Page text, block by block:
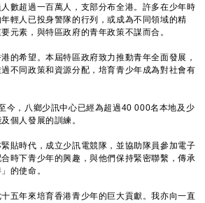
數超過一百萬人，支部分布全港。許多在少年時
輕人已投身警隊的行列，或成為不同領域的精
元素，與特區政府的青年政策不謀而合。
希望。本屆特區政府致力推動青年全面發展，
不同政策和資源分配，培育青少年成為對社會有
，八鄉少訊中心已經為超過40 000名本地及少
個人發展的訓練。
時代，成立少訊電競隊，並協助隊員參加電子
時下青少年的興趣，與他們保持緊密聯繫，傳承
的使命。
年來培育香港青少年的巨大貢獻。我亦向一直